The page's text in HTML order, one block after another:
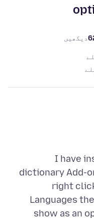
دیکھیں
I have
dictionary Add-
right
Languages
show as an